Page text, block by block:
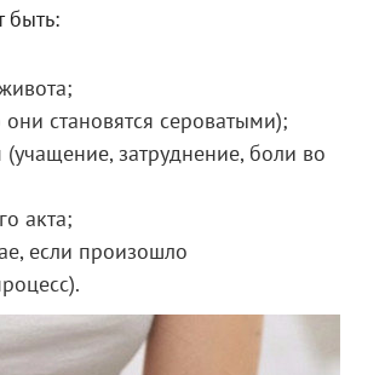
быть:
становятся сероватыми);
затруднение, боли во
акта;
если произошло